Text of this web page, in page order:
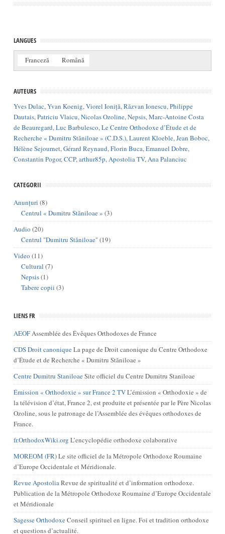
LANGUES
Franceză Română
AUTEURS
Yves Dulac,Yvan Koenig,Viorel Ioniță,Răzvan Ionescu,Philippe
Dautais,Patriciu Vlaicu,Nicolas Ozoline,Nepsis,Marc-Antoine Costa
de Beauregard,Luc Barbulesco,Le Centre Orthodoxe d’Étude et de
Recherche « Dumitru Stăniloae » (C.D.S.),Laurent Kloeble,Jean Boboc,
Hélène Sejournet,Gérard Reynaud,Florin Buca,Emanuel Dobre,
Constantin Pogor,CCP,arthur85p,Apostolia TV,Ana Palanciuc
CATEGORII
Anunțuri (8)
Centrul « Dumitru Stăniloae » (3)
Audio (20)
Centrul "Dumitru Stăniloae"(19)
Video (11)
Cultural (7)
Nepsis(1)
Tabere copii (3)
LIENS FR
AEOFAssemblée des Évêques Orthodoxes de France
CDS Droit canoniqueLa page de Droit canonique du Centre Orthodoxe
d’Étude et de Recherche « Dumitru Stăniloae »
Centre Dumitru StaniloaeSite officiel du Centre Dumitru Staniloae
Émission « Orthodoxie » sur France 2 TVL’émission « Orthodoxie » de
la télévision d’état, France 2, est produite et présentée par le Père Nicolas
Ozoline, sous le patronage de l’Assemblée des évêques orthodoxes de
France.
fr.OrthodoxWiki.org L’encyclopédie orthodoxe colaborative
MOREOM (FR)Le site officiel de la Métropole Orthodoxe Roumaine
d’Europe Occidentale et Méridionale.
Revue ApostoliaRevue de spiritualité et d’information orthodoxe.
Publication de la Métropole Orthodoxe Roumaine d’Europe Occidentale
et Méridionale
Sagesse OrthodoxeConseil spirituel en ligne. Foi et tradition orthodoxe
et questions d’actualité.